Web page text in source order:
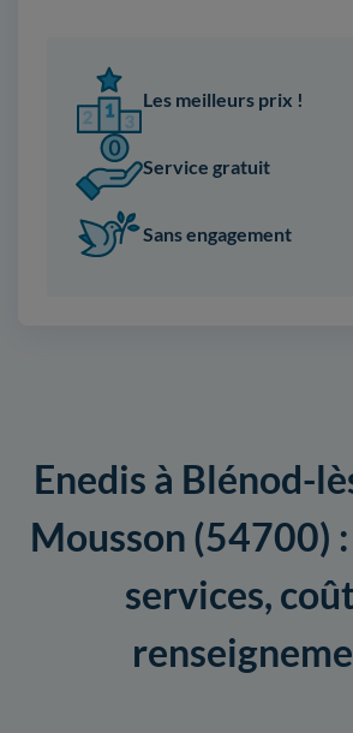
Les meilleurs prix !
Service gratuit
Sans engagement
Enedis à Blénod-
Mousson (54700)
services,